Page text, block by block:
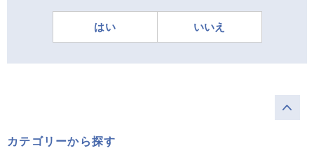
はい いいえ
カテゴリーから探す